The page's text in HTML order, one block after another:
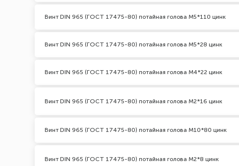
Винт DIN 965 (ГОСТ 17475-80) потайная голова М5*110 цинк
Винт DIN 965 (ГОСТ 17475-80) потайная голова М5*28 цинк
Винт DIN 965 (ГОСТ 17475-80) потайная голова М4*22 цинк
Винт DIN 965 (ГОСТ 17475-80) потайная голова М2*16 цинк
Винт DIN 965 (ГОСТ 17475-80) потайная голова М10*80 цинк
Винт DIN 965 (ГОСТ 17475-80) потайная голова М2*8 цинк